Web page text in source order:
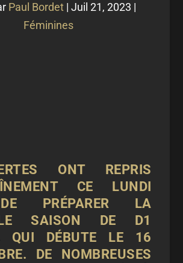
Paul Bordet | Juil 21, 2023 |
Féminines
ONT REPRIS
CE LUNDI
PRÉPARER LA
SAISON DE D1
QUI DÉBUTE LE 16
DE NOMBREUSES